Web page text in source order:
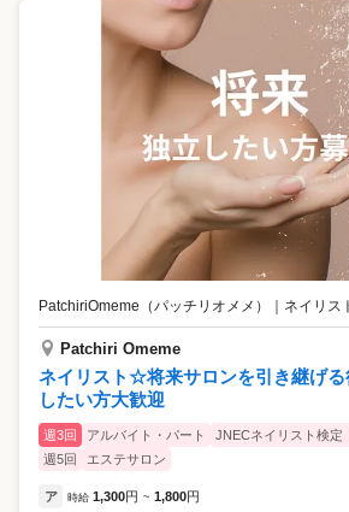
PatchiriOmeme（パッチリオメメ） ネイリス
Patchiri Omeme
ネイリスト☆将来サロンを引き継げ
したい方大歓迎
週3回 アルバイト・パート JNECネイリスト検定
週5回
エステサロン
ア 時給 1,300円 ~ 1,800円